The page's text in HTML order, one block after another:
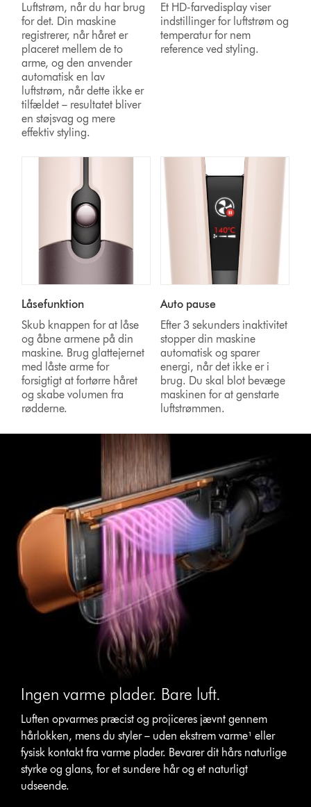
Luftstrøm, når du har brug
for det. Din maskine
registrerer, når håret er
placeret mellem de to
arme, og den anvender
automatisk en lav
luftstrøm, når dette ikke er
tilfældet – resultatet bliver
en støjsvag og mere
effektiv styling.
Et HD-farvedisplay viser
indstillinger for luftstrøm og
temperatur for nem
reference ved styling.
Låsefunktion
Skub knappen for at låse
og åbne armene på din
maskine. Brug glattejernet
med låste arme for
forsigtigt at fortørre håret
og skabe volumen fra
rødderne.
Auto pause
Efter 3 sekunders inaktivitet
stopper din maskine
automatisk og sparer
energi, når det ikke er i
brug. Du skal blot bevæge
maskinen for at genstarte
luftstrømmen.
Ingen varme plader. Bare luft.
Luften opvarmes præcist og projiceres jævnt gennem
hårlokken, mens du styler – uden ekstrem varme¹ eller
fysisk kontakt fra varme plader. Bevarer dit hårs naturlige
styrke og glans, for et sundere hår og et naturligt
udseende.